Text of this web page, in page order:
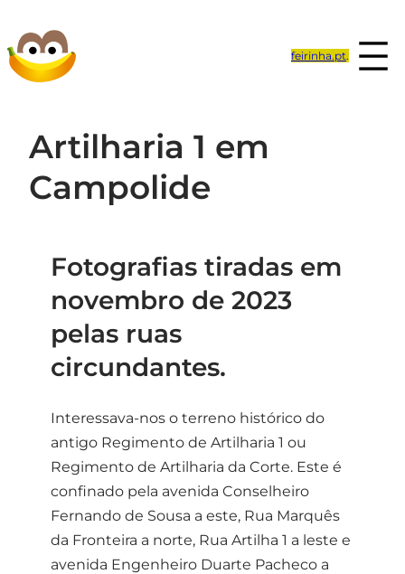
para
o
feirinha.pt.
Artilharia 1 em
Campolide
Fotografias tiradas em
novembro de 2023
pelas ruas
circundantes.
Interessava-nos o terreno histórico do
antigo Regimento de Artilharia 1 ou
Regimento de Artilharia da Corte. Este é
confinado pela avenida Conselheiro
Fernando de Sousa a este, Rua Marquês
da Fronteira a norte, Rua Artilha 1 a leste e
avenida Engenheiro Duarte Pacheco a